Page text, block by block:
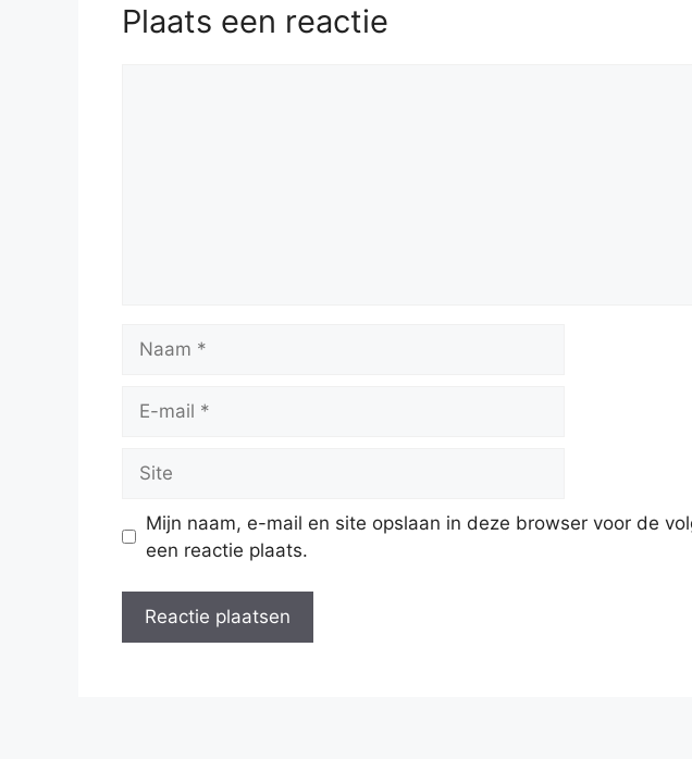
Plaats een reactie
mail
Mijn naam, e-mail en site opslaan in deze browser voor de
een reactie plaats.